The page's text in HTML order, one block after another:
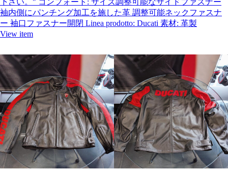
下さい。" コンフォート: サイズ調整可能なサイドファスナー
袖内側にパンチング加工を施した革 調整可能ネックファスナ
ー 袖口ファスナー開閉 Linea prodotto: Ducati 素材: 革製
View item